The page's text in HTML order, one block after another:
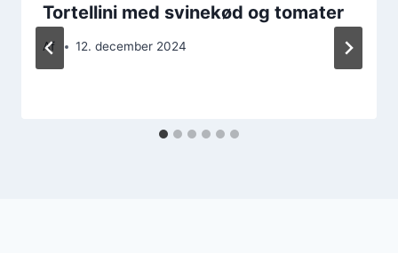
Tortellini med svinekød og tomater
Af 12. december 2024